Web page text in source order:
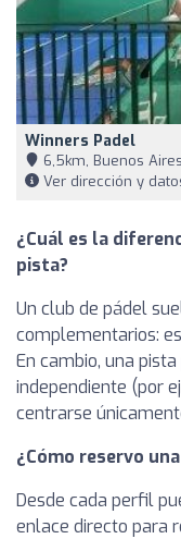
Winners Padel
6,5km, Buenos Aires
Ver dirección y
¿Cuál es la
pista?
Un club de pádel
complementarios:
En cambio, una
independiente (por
centrarse
¿Cómo reservo
Desde cada perfil
enlace directo para